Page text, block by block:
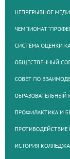
НЕПРЕРЫВНОЕ
ЧЕМПИОНАТ
СИСТЕМА ОЦЕНКИ
ОБЩЕСТВЕННЫЙ
СОВЕТ ПО
ОБРАЗОВАТЕЛЬНЫЙ
ПРОФИЛАКТИКА И
ИСТОРИЯ КОЛЛЕДЖА